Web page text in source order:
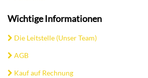
Wichtige Informationen
Die Leitstelle (Unser Team)
AGB
Kauf auf Rechnung